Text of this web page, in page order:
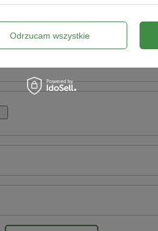
Odrzucam wszystkie